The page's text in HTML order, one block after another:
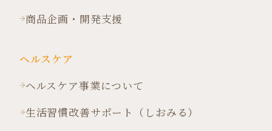
商品企画・開発支援
ヘルスケア
ヘルスケア事業について
生活習慣改善サポート（しおみる）